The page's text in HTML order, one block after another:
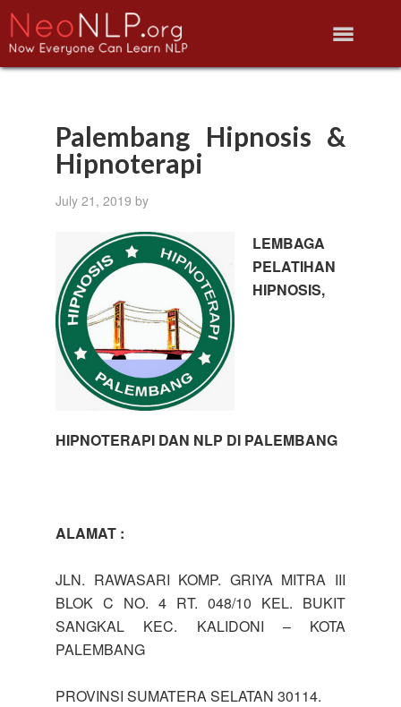
Palembang Hipnosis &
Hipnoterapi
July 21, 2019 by
LEMBAGA
PELATIHAN
HIPNOSIS,
HIPNOTERAPI DAN NLP DI PALEMBANG
ALAMAT :
JLN. RAWASARI KOMP. GRIYA MITRA III
BLOK C NO. 4 RT. 048/10 KEL. BUKIT
SANGKAL KEC. KALIDONI – KOTA
PALEMBANG
PROVINSI SUMATERA SELATAN 30114.